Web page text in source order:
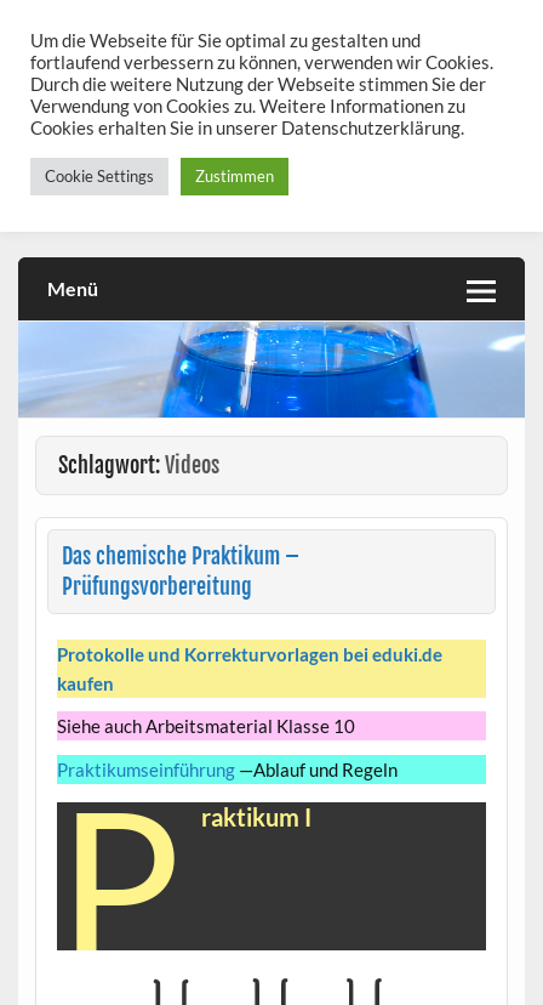
contentchemieseiten.de
Chemie kann man üben!
Menü
Schlagwort:Videos
Das chemische Praktikum –
Prüfungsvorbereitung
Protokolle und Korrekturvorlagen bei eduki.de
kaufen
Siehe auch Arbeitsmaterial Klasse 10
Praktikumseinführung—Ablauf und Regeln
P raktikum I
Um die Webseite für Sie optimal zu gestalten und
fortlaufend verbessern zu können, verwenden wir Cookies.
Durch die weitere Nutzung der Webseite stimmen Sie der
Verwendung von Cookies zu. Weitere Informationen zu
Cookies erhalten Sie in unserer Datenschutzerklärung.
Cookie Settings Zustimmen